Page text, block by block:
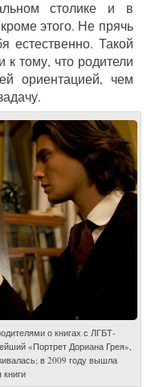
столике и в
этого. Не прячь
Такой
к тому, что родители
ориентацией, чем
о книгах с ЛГБТ-
«Портрет Дориана Грея»,
в 2009 году вышла
книги